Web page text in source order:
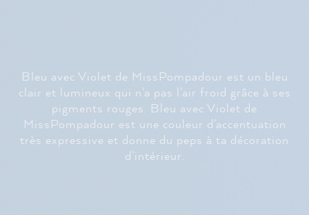
Bleu avec Violet de MissPompadour est un bleu
clair et lumineux qui n'a pas l'air froid grâce à ses
pigments rouges. Bleu avec Violet de
MissPompadour est une couleur d'accentuation
très expressive et donne du peps à ta décoration
d'intérieur.